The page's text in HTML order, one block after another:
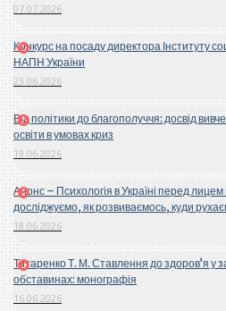
07.07.2026
Конкурс на посаду директора Інституту
НАПН України
23.06.2026
Від політики до благополуччя: досвід
освіти в умовах криз
19.06.2026
Анонс – Психологія в Україні перед лицем
досліджуємо, як розвиваємось, куди
18.06.2026
Титаренко Т. М. Ставлення до здоров’я у
обставинах: монографія
16.06.2026